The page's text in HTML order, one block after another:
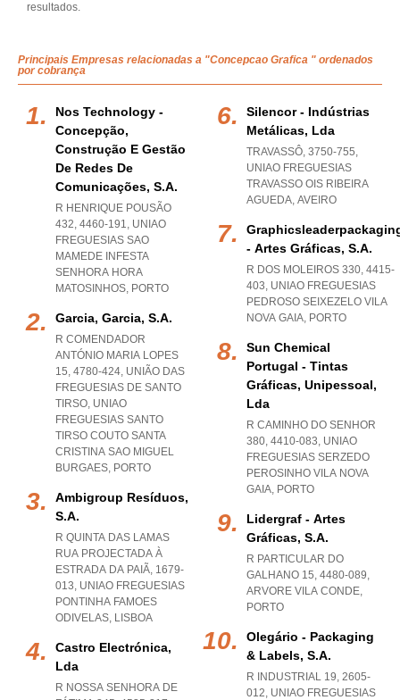
resultados.
Principais Empresas relacionadas a "Concepcao Grafica " ordenados
por cobrança
Nos Technology -
Concepção,
Construção E Gestão
De Redes De
Comunicações, S.a.
R HENRIQUE POUSÃO
432, 4460-191, UNIAO
FREGUESIAS SAO
MAMEDE INFESTA
SENHORA HORA
MATOSINHOS, PORTO
Garcia, Garcia, S.a.
R COMENDADOR
ANTÓNIO MARIA LOPES
15, 4780-424, UNIÃO DAS
FREGUESIAS DE SANTO
TIRSO, UNIAO
FREGUESIAS SANTO
TIRSO COUTO SANTA
CRISTINA SAO MIGUEL
BURGAES, PORTO
Ambigroup Resíduos,
S.a.
R QUINTA DAS LAMAS
RUA PROJECTADA À
ESTRADA DA PAIÃ, 1679-
013, UNIAO FREGUESIAS
PONTINHA FAMOES
ODIVELAS, LISBOA
Castro Electrónica,
Lda
R NOSSA SENHORA DE
Silencor - Indústrias
Metálicas, Lda
TRAVASSÔ, 3750-755,
UNIAO FREGUESIAS
TRAVASSO OIS RIBEIRA
AGUEDA, AVEIRO
- Artes Gráficas, S.a.
R DOS MOLEIROS 330, 4415-
403, UNIAO FREGUESIAS
PEDROSO SEIXEZELO VILA
NOVA GAIA, PORTO
Sun Chemical
Portugal - Tintas
Gráficas, Unipessoal,
Lda
R CAMINHO DO SENHOR
380, 4410-083, UNIAO
FREGUESIAS SERZEDO
PEROSINHO VILA NOVA
GAIA, PORTO
Lidergraf - Artes
Gráficas, S.a.
R PARTICULAR DO
GALHANO 15, 4480-089,
ARVORE VILA CONDE,
PORTO
Olegário - Packaging
& Labels, S.a.
R INDUSTRIAL 19, 2605-
012, UNIAO FREGUESIAS